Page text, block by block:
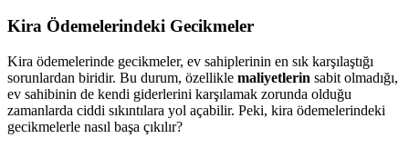
Kira Ödemelerindeki Gecikmeler
Kira ödemelerinde gecikmeler, ev sahiplerinin en sık karşılaştığı
sorunlardan biridir. Bu durum, özellikle maliyetlerin sabit olmadığı,
ev sahibinin de kendi giderlerini karşılamak zorunda olduğu
zamanlarda ciddi sıkıntılara yol açabilir. Peki, kira ödemelerindeki
gecikmelerle nasıl başa çıkılır?